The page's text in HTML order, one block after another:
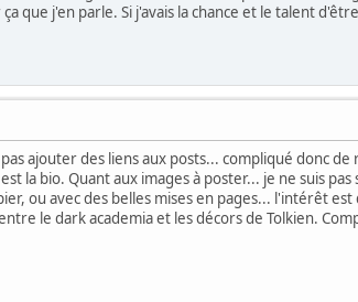
que j'en parle. Si j'avais la chance et le talent
ajouter des liens aux posts... compliqué donc
la bio. Quant aux images à poster... je ne suis
ou avec des belles mises en pages... l'intérêt
le dark academia et les décors de Tolkien.